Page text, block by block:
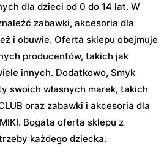
dla dzieci od 0 do 14 lat. W
zabawki, akcesoria dla
i obuwie. Oferta sklepu obejmuje
producentów, takich jak
innych. Dodatkowo, Smyk
swoich własnych marek, takich
oraz zabawki i akcesoria dla
Bogata oferta sklepu z
każdego dziecka.